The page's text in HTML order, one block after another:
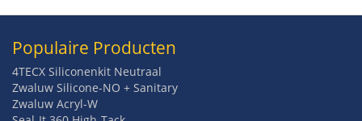
Populaire Producten
4TECX Siliconenkit Neutraal
Zwaluw Silicone-NO + Sanitary
Zwaluw Acryl-W